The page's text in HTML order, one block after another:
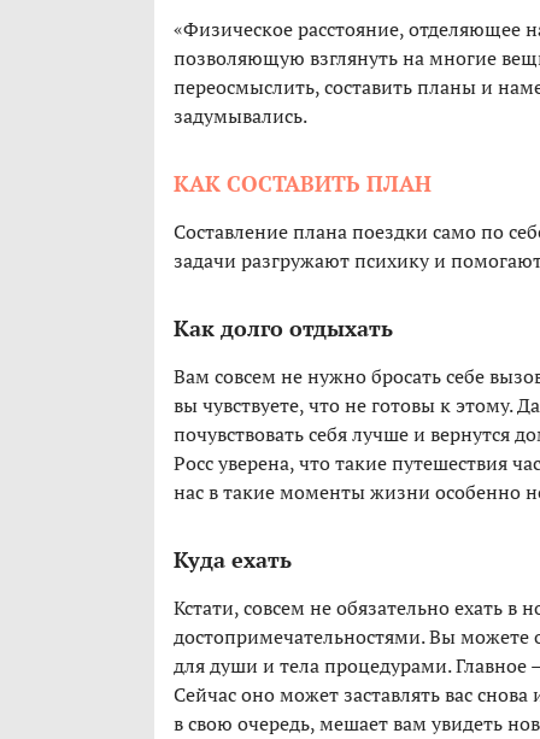
«Физическое расстояние, отделяющее
позволяющую взглянуть на многие
переосмыслить, составить планы и
задумывались.
КАК СОСТАВИТЬ ПЛАН
Составление плана поездки само по
задачи разгружают психику и
Как долго отдыхать
Вам совсем не нужно бросать себе
вы чувствуете, что не готовы к этому.
почувствовать себя лучше и вернутся
Росс уверена, что такие путешествия
нас в такие моменты жизни особенно
Куда ехать
Кстати, совсем не обязательно ехать в
достопримечательностями. Вы можете
для души и тела процедурами.
Сейчас оно может заставлять вас
в свою очередь, мешает вам увидеть